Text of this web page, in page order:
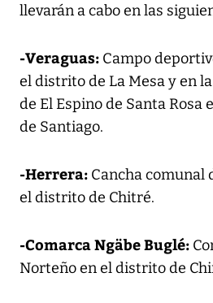
llevarán a cabo en las
-Veraguas: Campo
el distrito de La Mesa y en
de El Espino de Santa Rosa
de Santiago.
-Herrera: Cancha comunal
el distrito de Chitré.
-Comarca Ngäbe Buglé:
Norteño en el distrito de